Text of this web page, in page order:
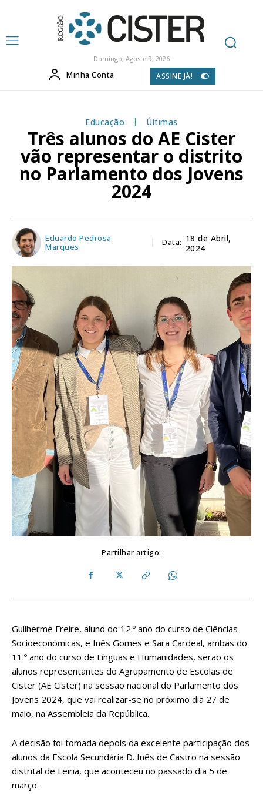
Domingo, Agosto 9, 2026
Minha Conta ASSINE JÁ!
Educação Últimas
Três alunos do AE Cister
vão representar o distrito
no Parlamento dos Jovens
2024
Eduardo Pedrosa
Marques
Data: 18 de Abril,
2024
Partilhar artigo:
Guilherme Freire, aluno do 12.º ano do curso de Ciências
Socioeconómicas, e Inês Gomes e Sara Cardeal, ambas do
11.º ano do curso de Línguas e Humanidades, serão os
alunos representantes do Agrupamento de Escolas de
Cister (AE Cister) na sessão nacional do Parlamento dos
Jovens 2024, que vai realizar-se no próximo dia 27 de
maio, na Assembleia da República.
A decisão foi tomada depois da excelente participação dos
alunos da Escola Secundária D. Inês de Castro na sessão
distrital de Leiria, que aconteceu no passado dia 5 de
março.